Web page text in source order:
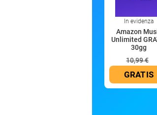
In evidenza
Amazon
Unlimited
30gg
10,99 €
GRATIS